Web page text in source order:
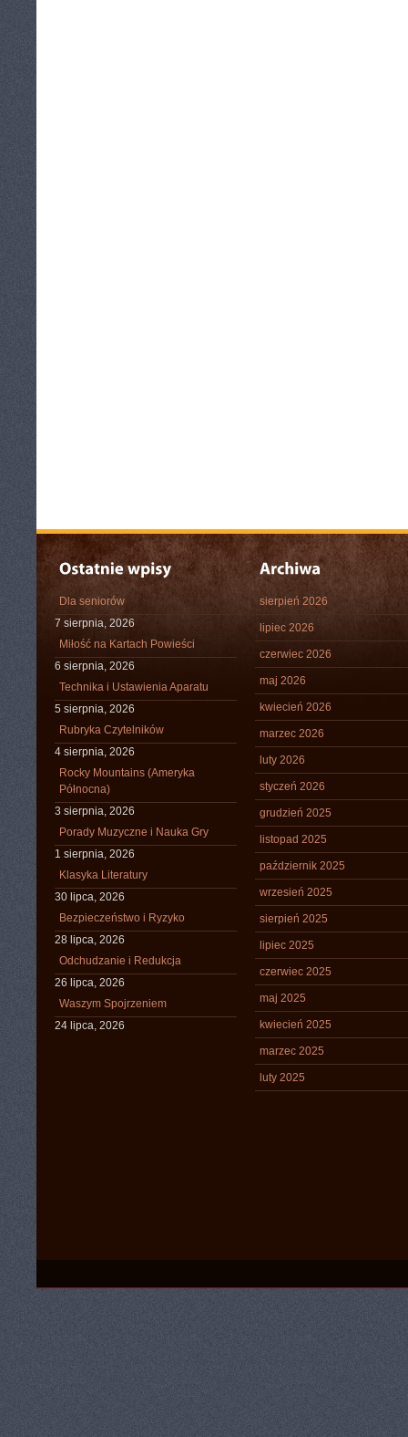
Dla seniorów
7 sierpnia, 2026
Miłość na Kartach Powieści
6 sierpnia, 2026
Technika i Ustawienia Aparatu
5 sierpnia, 2026
Rubryka Czytelników
4 sierpnia, 2026
Rocky Mountains (Ameryka
Północna)
3 sierpnia, 2026
Porady Muzyczne i Nauka Gry
1 sierpnia, 2026
Klasyka Literatury
30 lipca, 2026
Bezpieczeństwo i Ryzyko
28 lipca, 2026
Odchudzanie i Redukcja
26 lipca, 2026
Waszym Spojrzeniem
24 lipca, 2026
sierpień 2026
lipiec 2026
czerwiec 2026
maj 2026
kwiecień 2026
marzec 2026
luty 2026
styczeń 2026
grudzień 2025
listopad 2025
październik 2025
wrzesień 2025
sierpień 2025
lipiec 2025
czerwiec 2025
maj 2025
kwiecień 2025
marzec 2025
luty 2025